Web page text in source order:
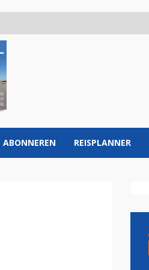
ABONNEREN REISPLANNER